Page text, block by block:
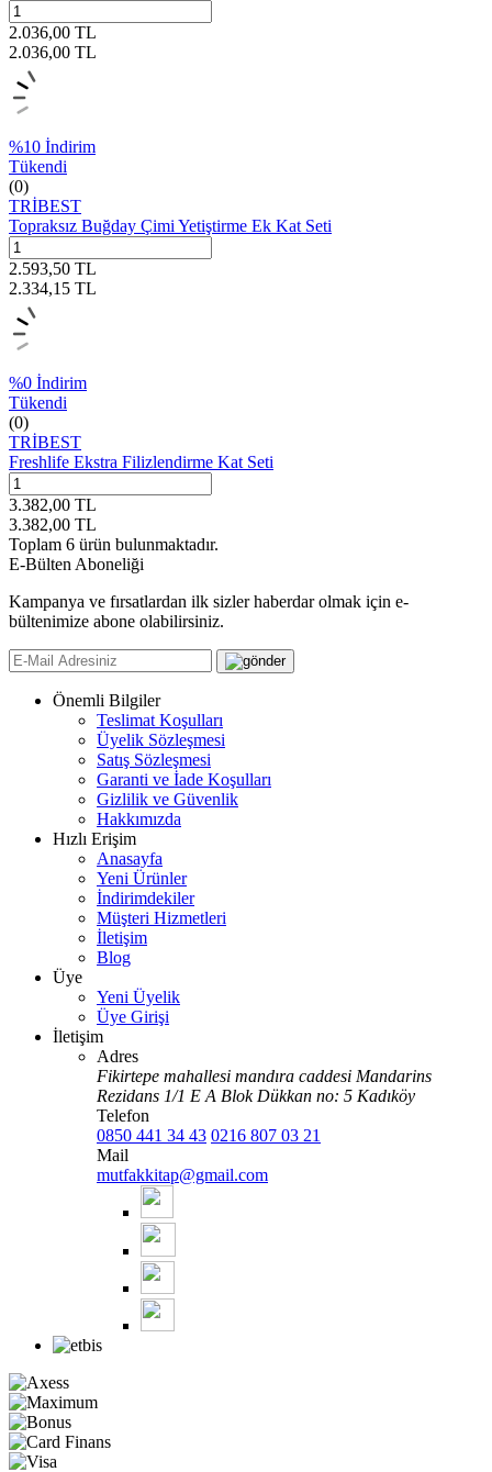
2.036,00 TL
2.036,00 TL
%10 İndirim
Tükendi
(0)
TRİBEST
Topraksız Buğday Çimi Yetiştirme Ek Kat Seti
2.593,50 TL
2.334,15 TL
%0 İndirim
Tükendi
(0)
TRİBEST
Freshlife Ekstra Filizlendirme Kat Seti
3.382,00 TL
3.382,00 TL
Toplam 6 ürün bulunmaktadır.
E-Bülten Aboneliği
Kampanya ve fırsatlardan ilk sizler haberdar olmak için e-
bültenimize abone olabilirsiniz.
Önemli Bilgiler
Teslimat Koşulları
Üyelik Sözleşmesi
Satış Sözleşmesi
Garanti ve İade Koşulları
Gizlilik ve Güvenlik
Hakkımızda
Hızlı Erişim
Anasayfa
Yeni Ürünler
İndirimdekiler
Müşteri Hizmetleri
İletişim
Blog
Üye
Yeni Üyelik
Üye Girişi
İletişim
Adres
Fikirtepe mahallesi mandıra caddesi Mandarins
Rezidans 1/1 E A Blok Dükkan no: 5 Kadıköy
Telefon
0850 441 34 43 0216 807 03 21
Mail
mutfakkitap@gmail.com